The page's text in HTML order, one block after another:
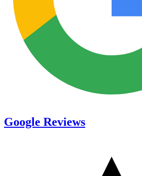
Google Reviews